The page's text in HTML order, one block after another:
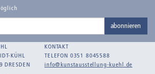
abonnieren
KÜHL
KONTAKT
TELEFON 0351 8045588
info@kunstausstellung-kuehl.de